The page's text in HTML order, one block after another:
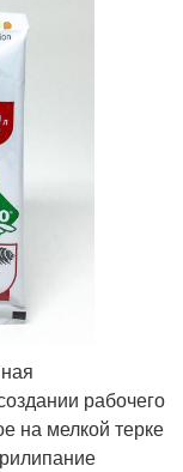
рабочего
на мелкой терке